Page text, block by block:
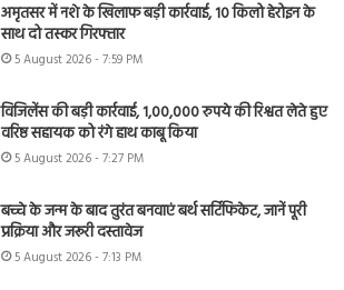
अमृतसर में नशे के खिलाफ बड़ी कार्रवाई, 10 किलो हेरोइन के
साथ दो तस्कर गिरफ्तार
5 August 2026 - 7:59 PM
विजिलेंस की बड़ी कार्रवाई, 1,00,000 रुपये की रिश्वत लेते हुए
वरिष्ठ सहायक को रंगे हाथ काबू किया
5 August 2026 - 7:27 PM
बच्चे के जन्म के बाद तुरंत बनवाएं बर्थ सर्टिफिकेट, जानें पूरी
प्रक्रिया और जरूरी दस्तावेज
5 August 2026 - 7:13 PM